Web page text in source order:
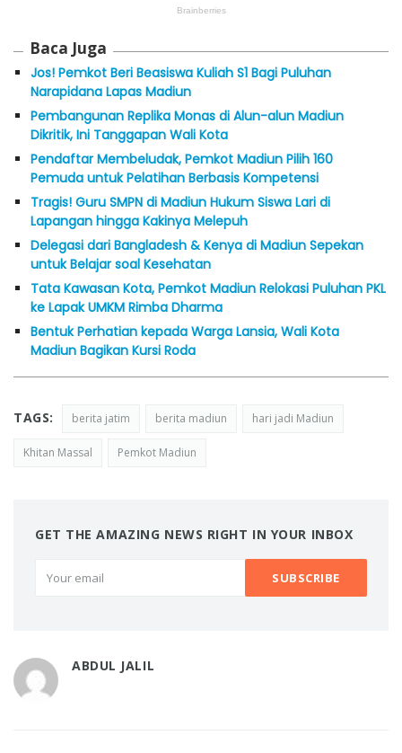
Baca Juga
Jos! Pemkot Beri Beasiswa Kuliah S1 Bagi Puluhan
Narapidana Lapas Madiun
Pembangunan Replika Monas di Alun-alun Madiun
Dikritik, Ini Tanggapan Wali Kota
Pendaftar Membeludak, Pemkot Madiun Pilih 160
Pemuda untuk Pelatihan Berbasis Kompetensi
Tragis! Guru SMPN di Madiun Hukum Siswa Lari di
Lapangan hingga Kakinya Melepuh
Delegasi dari Bangladesh & Kenya di Madiun Sepekan
untuk Belajar soal Kesehatan
Tata Kawasan Kota, Pemkot Madiun Relokasi Puluhan PKL
ke Lapak UMKM Rimba Dharma
Bentuk Perhatian kepada Warga Lansia, Wali Kota
Madiun Bagikan Kursi Roda
TAGS: berita jatim berita madiun hari jadi Madiun
Khitan Massal Pemkot Madiun
GET THE AMAZING NEWS RIGHT IN YOUR INBOX
ABDUL JALIL